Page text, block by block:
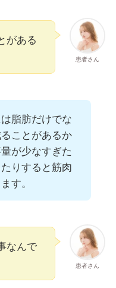
患者さん
がある
脂肪だけでな
ことがあるか
が少なすぎた
りすると筋肉
す。
患者さん
なんで